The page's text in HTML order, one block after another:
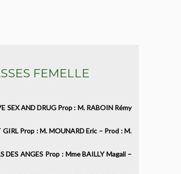
FEMELLE
SEX AND DRUG Prop : M. RABOIN Rémy
Prop : M. MOUNARD Eric – Prod : M.
DES ANGES Prop : Mme BAILLY Magali –